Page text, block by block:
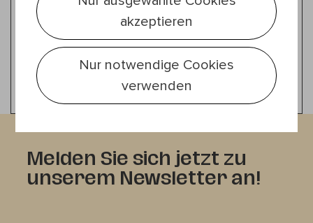
18:30 — 19:30
20., Nordwestbahnhof
Spinning Tales
Bonding in Motion
Melden Sie sich jetzt zu
unserem Newsletter an!
akzeptieren
Nur notwendige Cookies
verwenden